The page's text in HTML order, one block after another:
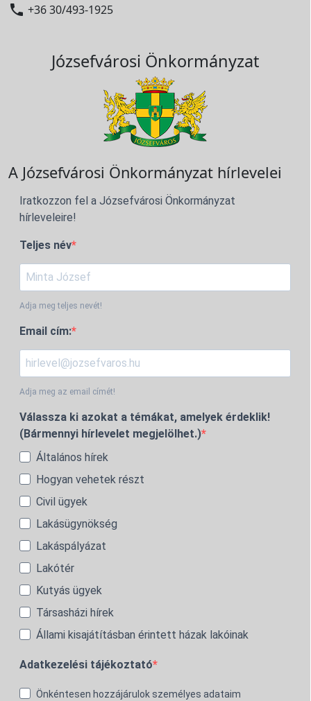
 +36 30/493-1925
Józsefvárosi Önkormányzat
A Józsefvárosi Önkormányzat hírlevelei
Iratkozzon fel a Józsefvárosi Önkormányzat
hírleveleire!
Teljes név
Adja meg teljes nevét!
Email cím:
Adja meg az email címét!
Válassza ki azokat a témákat, amelyek érdeklik!
(Bármennyi hírlevelet megjelölhet.)
Általános hírek
Hogyan vehetek részt
Civil ügyek
Lakásügynökség
Lakáspályázat
Lakótér
Kutyás ügyek
Társasházi hírek
Állami kisajátításban érintett házak lakóinak
Adatkezelési tájékoztató
Önkéntesen hozzájárulok személyes adataim